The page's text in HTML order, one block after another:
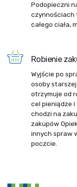
Podopieczni
czynnościach
całego ciała,
Robienie
Wyjście po
osoby
otrzymuje od
cel pieniądze
chodzi na
zakupów
innych spraw
poczcie.